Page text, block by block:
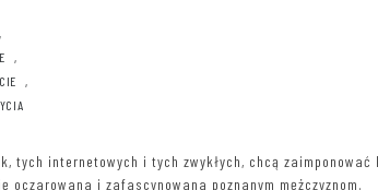
tych internetowych i tych zwykłych, chcą zaimponować
i zafascynowana poznanym mężczyznom.